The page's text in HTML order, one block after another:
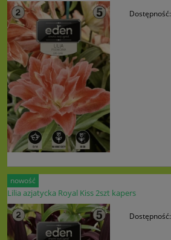
Dostępność:
Lilia azjatycka Royal Kiss 2szt kapers
Dostępność:
nowość